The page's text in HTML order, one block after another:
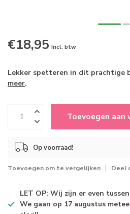
€18,95 Incl. btw
Lekker spetteren in dit prachtige
meer.
Toevoegen aan
Op voorraad!
Toevoegen om te vergelijken Deel
LET OP: Wij zijn er even
We gaan op 17 augustus